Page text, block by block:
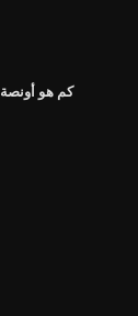
كم هو أونصة تروي